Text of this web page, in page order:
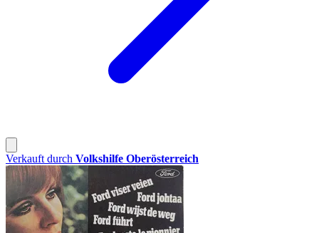
Verkauft durch Volkshilfe Oberösterreich